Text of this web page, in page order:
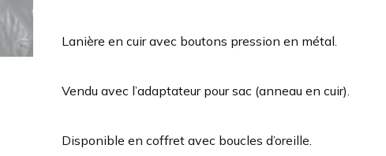
Lanière en cuir avec boutons pression en métal.
Vendu avec l’adaptateur pour sac (anneau en cuir).
Disponible en coffret avec boucles d’oreille.